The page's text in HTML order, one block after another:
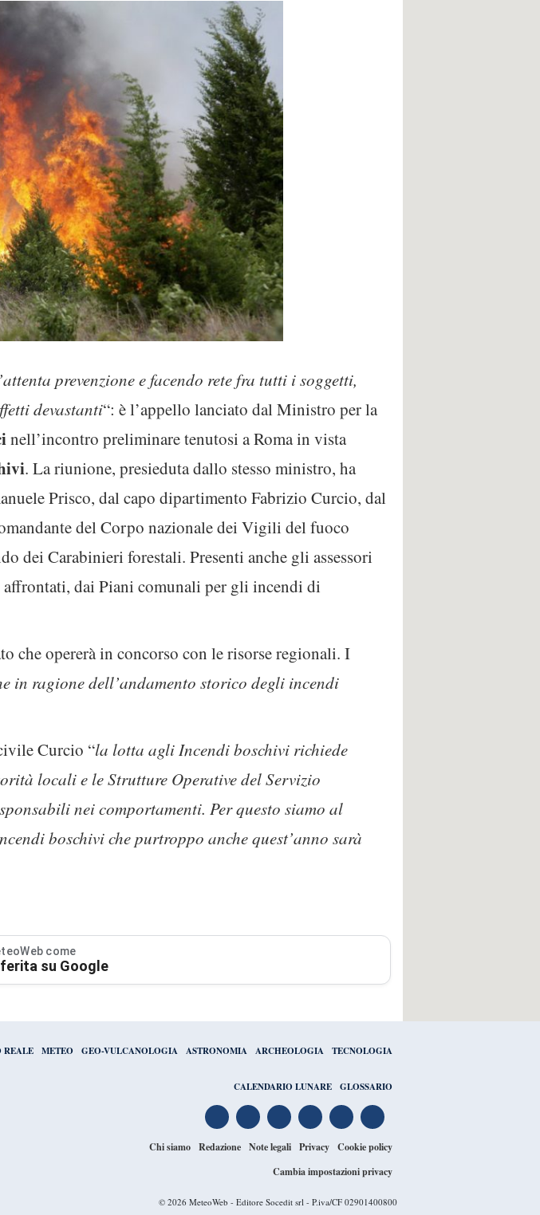
prevenzione e facendo rete fra tutti i soggetti,
devastanti“: è l’appello lanciato dal Ministro per la
nell’incontro preliminare tenutosi a Roma in vista
. La riunione, presieduta dallo stesso ministro, ha
Prisco, dal capo dipartimento Fabrizio Curcio, dal
del Corpo nazionale dei Vigili del fuoco
dei Carabinieri forestali. Presenti anche gli assessori
dai Piani comunali per gli incendi di
che opererà in concorso con le risorse regionali. I
in ragione dell’andamento storico degli incendi
Curcio “la lotta agli Incendi boschivi richiede
locali e le Strutture Operative del Servizio
nei comportamenti. Per questo siamo al
boschivi che purtroppo anche quest’anno sarà
come
su Google
REALE METEO GEO-VULCANOLOGIA ASTRONOMIA ARCHEOLOGIA TECNOLOGIA
CALENDARIO LUNARE GLOSSARIO
Chi siamo Redazione Note legali Privacy
Cookie policy
Cambia impostazioni privacy
© 2026 MeteoWeb - Editore Socedit srl - P.iva/CF 02901400800